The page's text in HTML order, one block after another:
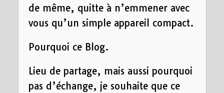
de même, quitte à n’emmener avec
vous qu’un simple appareil compact.
Pourquoi ce Blog.
Lieu de partage, mais aussi pourquoi
pas d’échange, je souhaite que ce